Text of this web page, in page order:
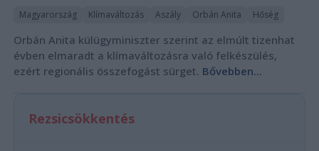
Magyarország Klímaváltozás Aszály Orbán Anita Hőség
Orbán Anita külügyminiszter szerint az elmúlt tizenhat
évben elmaradt a klímaváltozásra való felkészülés,
ezért regionális összefogást sürget. Bővebben...
Rezsicsökkentés